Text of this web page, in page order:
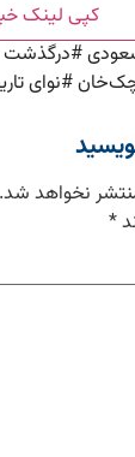
کپی لینک
#درگذشت
#نوای
نخواهد شد.
*